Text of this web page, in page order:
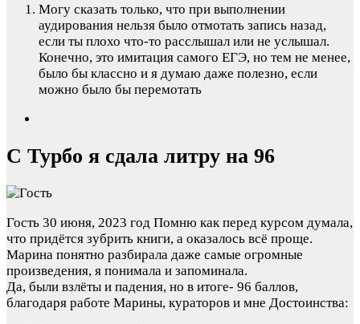
Могу сказать только, что при выполнении
аудирования нельзя было отмотать запись назад,
если ты плохо что-то расслышал или не услышал.
Конечно, это имитация самого ЕГЭ, но тем не менее,
было бы классно и я думаю даже полезно, если
можно было бы перемотать
С Турбо я сдала литру на 96
Гость 30 июня, 2023 год Помню как перед курсом думала,
что придётся зубрить книги, а оказалось всё проще.
Марина понятно разбирала даже самые огромные
произведения, я понимала и запоминала.
Да, были взлёты и падения, но в итоге- 96 баллов,
благодаря работе Марины, кураторов и мне Достоинства: